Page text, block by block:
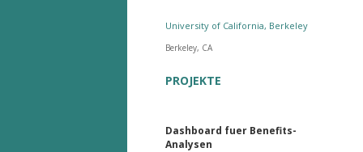
University of California, Berkeley
Berkeley, CA
PROJEKTE
Dashboard fuer Benefits-
Analysen